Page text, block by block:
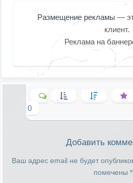
Размещение рекламы —
клиент.
Реклама на
0
Добавить
Ваш адрес email не будет
помечены *